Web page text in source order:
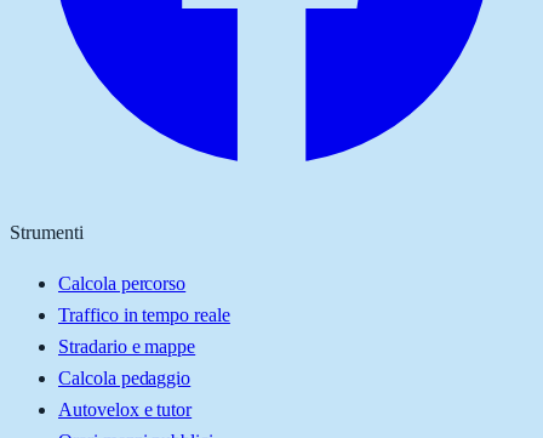
Strumenti
Calcola percorso
Traffico in tempo reale
Stradario e mappe
Calcola pedaggio
Autovelox e tutor